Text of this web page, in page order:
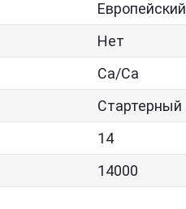
Европейский
Нет
Са/Са
Стартерный
14
14000